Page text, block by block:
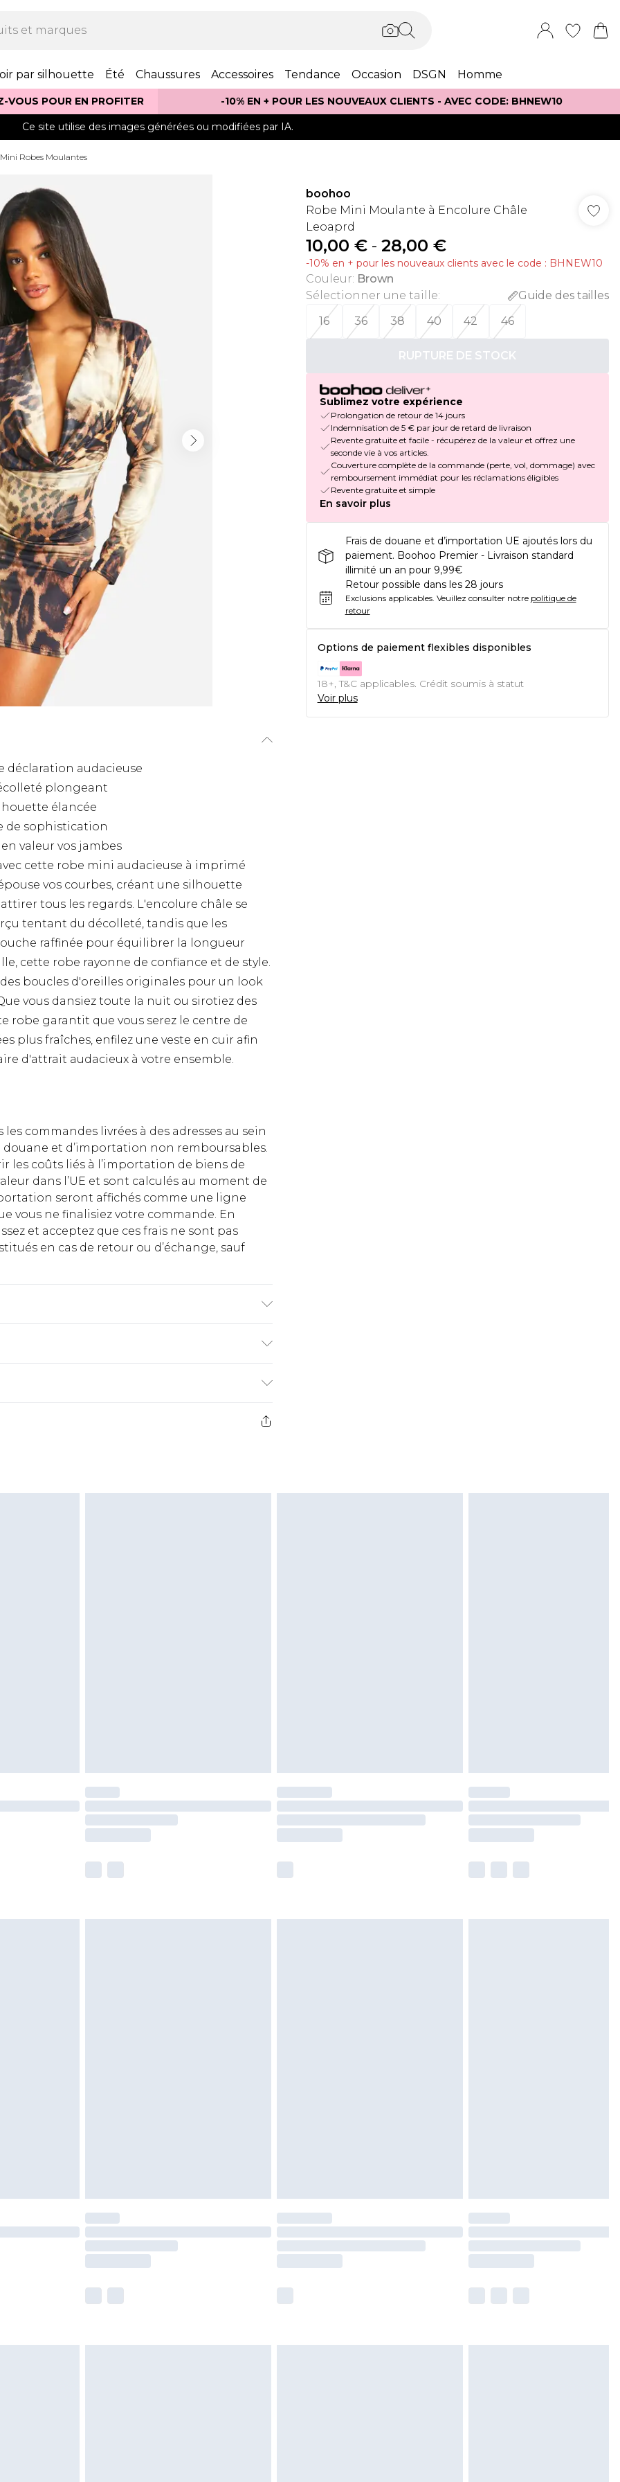
par silhouette Été Chaussures Accessoires Tendance Occasion DSGN Homme
VOUS POUR EN PROFITER -10% EN + POUR LES NOUVEAUX CLIENTS - AVEC CODE: BHNEW10
Ce site utilise des images générées ou modifiées par IA.
Mini Robes Moulantes
déclaration audacieuse
plongeant
élancée
de sophistication
valeur vos jambes
cette robe mini audacieuse à imprimé
vos courbes, créant une silhouette
tous les regards. L'encolure châle se
tentant du décolleté, tandis que les
raffinée pour équilibrer la longueur
cette robe rayonne de confiance et de style.
boucles d'oreilles originales pour un look
vous dansiez toute la nuit ou sirotiez des
robe garantit que vous serez le centre de
plus fraîches, enfilez une veste en cuir afin
d'attrait audacieux à votre ensemble.
commandes livrées à des adresses au sein
douane et d’importation non remboursables.
les coûts liés à l’importation de biens de
dans l’UE et sont calculés au moment de
seront affichés comme une ligne
vous ne finalisiez votre commande. En
et acceptez que ces frais ne sont pas
en cas de retour ou d’échange, sauf
€2.99
€9.99
boohoo
Robe Mini Moulante à Encolure Châle
Leoaprd
10,00 €- 28,00 €
-10% en + pour les nouveaux clients avec le code : BHNEW10
Couleur: Brown
Sélectionner une taille:
Guide des tailles
16
36 38 40 42 46
RUPTURE DE STOCK
Sublimez votre expérience
Prolongation de retour de 14 jours
Indemnisation de 5 € par jour de retard de livraison
Revente gratuite et facile - récupérez de la valeur et offrez une
seconde vie à vos articles.
Couverture complète de la commande (perte, vol, dommage) avec
remboursement immédiat pour les réclamations éligibles
Revente gratuite et simple
En savoir plus
Frais de douane et d’importation UE ajoutés lors du
paiement. Boohoo Premier - Livraison standard
illimité un an pour 9,99€
Retour possible dans les 28 jours
Exclusions applicables. Veuillez consulter notre politique de
retour
Options de paiement flexibles disponibles
18+, T&C applicables. Crédit soumis à statut
Voir plus